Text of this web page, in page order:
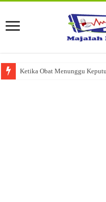
Ketika Obat Menunggu